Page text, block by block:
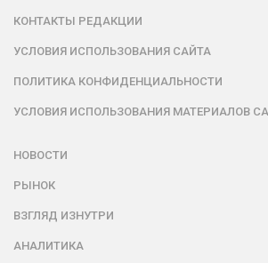
КОНТАКТЫ РЕДАКЦИИ
УСЛОВИЯ ИСПОЛЬЗОВАНИЯ САЙТА
ПОЛИТИКА КОНФИДЕНЦИАЛЬНОСТИ
УСЛОВИЯ ИСПОЛЬЗОВАНИЯ МАТЕРИАЛОВ
НОВОСТИ
РЫНОК
ВЗГЛЯД ИЗНУТРИ
АНАЛИТИКА